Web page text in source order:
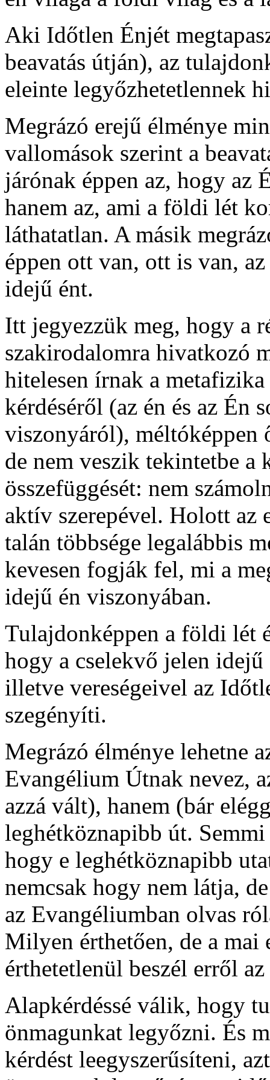
Aki Időtlen Énjét
beavatás útján), az
eleinte legyőzhetetlennek
Megrázó erejű élménye
vallomások szerint a
járónak éppen az, hogy az
hanem az, ami a földi lét
láthatatlan. A másik
éppen ott van, ott is van,
idejű ént.
Itt jegyezzük meg, hogy a
szakirodalomra hivatkozó
hitelesen írnak a
kérdéséről (az én és az Én
viszonyáról), méltóképpen
de nem veszik tekintetbe a
összefüggését: nem
aktív szerepével. Holott az
talán többsége legalábbis
kevesen fogják fel, mi a
idejű én viszonyában.
Tulajdonképpen a földi lét
hogy a cselekvő jelen
illetve vereségeivel az
szegényíti.
Megrázó élménye lehetne
Evangélium Útnak nevez,
azzá vált), hanem (bár
leghétköznapibb út.
hogy e leghétköznapibb
nemcsak hogy nem látja,
az Evangéliumban olvas
Milyen érthetően, de a mai
érthetetlenül beszél erről
Alapkérdéssé válik, hogy
önmagunkat legyőzni. És
kérdést leegyszerűsíteni,